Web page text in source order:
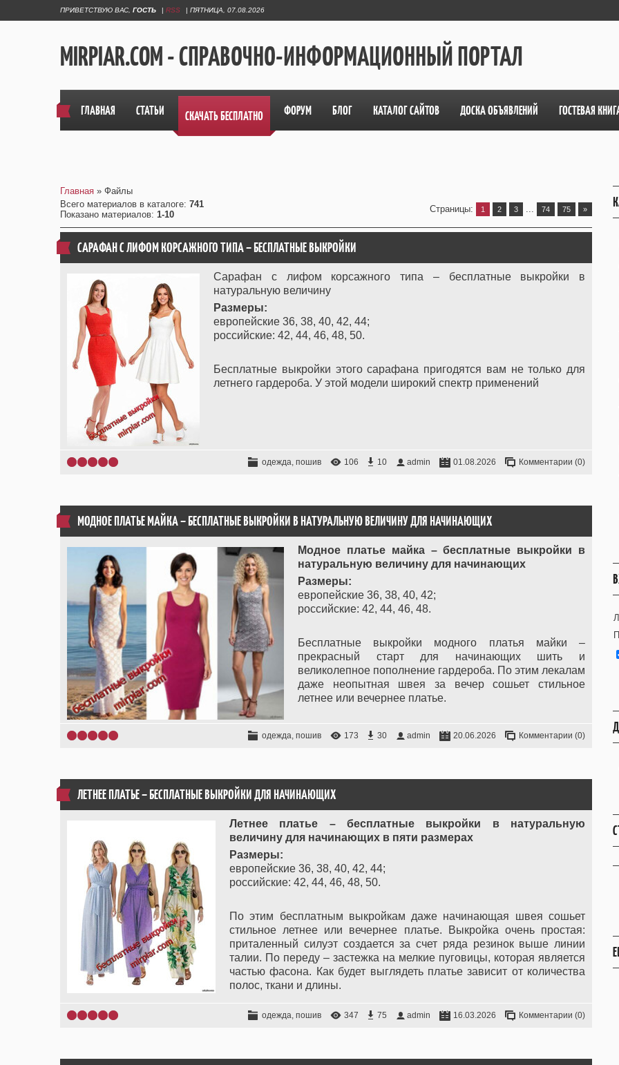
ПРИВЕТСТВУЮ ВАС ГОСТЬ | RSS | ПЯТНИЦА, 07.08.2026
MIRPIAR.COM - СПРАВОЧНО-ИНФОРМАЦИОННЫЙ ПОРТАЛ
ГЛАВНАЯ СТАТЬИ СКАЧАТЬ БЕСПЛАТНО ФОРУМ БЛОГ КАТАЛОГ САЙТОВ ДОСКА ОБЪЯВЛЕНИЙ ГОСТЕВАЯ
Главная » Файлы
Всего материалов в каталоге: 741
Показано материалов: 1-10
Страницы: 1 2 3 ... 74 75 »
САРАФАН С ЛИФОМ КОРСАЖНОГО ТИПА – БЕСПЛАТНЫЕ ВЫКРОЙКИ
Сарафан с лифом корсажного типа – бесплатные выкройки в
натуральную величину
Размеры:
европейские 36, 38, 40, 42, 44;
российские: 42, 44, 46, 48, 50.
Бесплатные выкройки этого сарафана пригодятся вам не только для
летнего гардероба. У этой модели широкий спектр применений
одежда, пошив 106 10 admin 01.08.2026 Комментарии (0)
МОДНОЕ ПЛАТЬЕ МАЙКА – БЕСПЛАТНЫЕ ВЫКРОЙКИ В НАТУРАЛЬНУЮ ВЕЛИЧИНУ ДЛЯ НАЧИНАЮЩИХ
Модное платье майка – бесплатные выкройки в
натуральную величину для начинающих
Размеры:
европейские 36, 38, 40, 42;
российские: 42, 44, 46, 48.
Бесплатные выкройки модного платья майки –
прекрасный старт для начинающих шить и
великолепное пополнение гардероба. По этим лекалам
даже неопытная швея за вечер сошьет стильное
летнее или вечернее платье.
одежда, пошив 173 30 admin 20.06.2026 Комментарии (0)
ЛЕТНЕЕ ПЛАТЬЕ – БЕСПЛАТНЫЕ ВЫКРОЙКИ ДЛЯ НАЧИНАЮЩИХ
Летнее платье – бесплатные выкройки в натуральную
величину для начинающих в пяти размерах
Размеры:
европейские 36, 38, 40, 42, 44;
российские: 42, 44, 46, 48, 50.
По этим бесплатным выкройкам даже начинающая швея сошьет
стильное летнее или вечернее платье. Выкройка очень простая:
приталенный силуэт создается за счет ряда резинок выше линии
талии. По переду – застежка на мелкие пуговицы, которая является
частью фасона. Как будет выглядеть платье зависит от количества
полос, ткани и длины.
одежда, пошив 347 75 admin 16.03.2026 Комментарии (0)